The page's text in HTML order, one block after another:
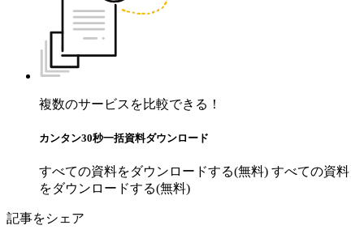
複数のサービスを比較できる！
カンタン30秒一括資料ダウンロード
すべての資料をダウンロードする(無料) すべての資料
をダウンロードする(無料)
記事をシェア